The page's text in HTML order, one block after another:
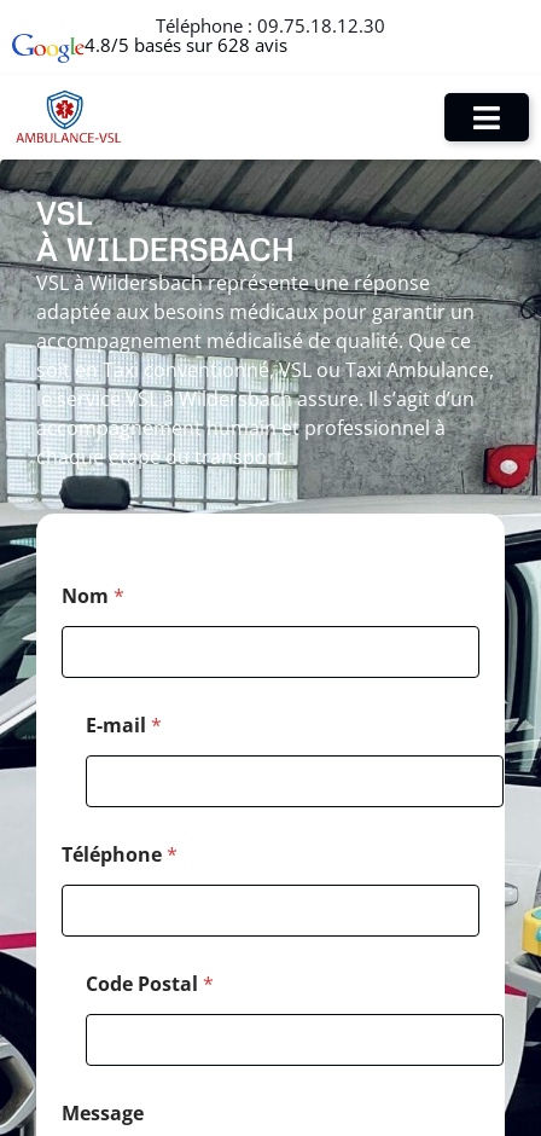
Téléphone : 09.75.18.12.30
4.8/5 basés sur 628 avis
VSL
À WILDERSBACH
VSL à Wildersbach représente une réponse
adaptée aux besoins médicaux pour garantir un
accompagnement médicalisé de qualité. Que ce
soit en Taxi conventionné, VSL ou Taxi Ambulance,
le service VSL à Wildersbach assure. Il s’agit d’un
accompagnement humain et professionnel à
chaque étape du transport.
Nom *
e
s
E-mail *
Téléphone*
Code Postal *
Message